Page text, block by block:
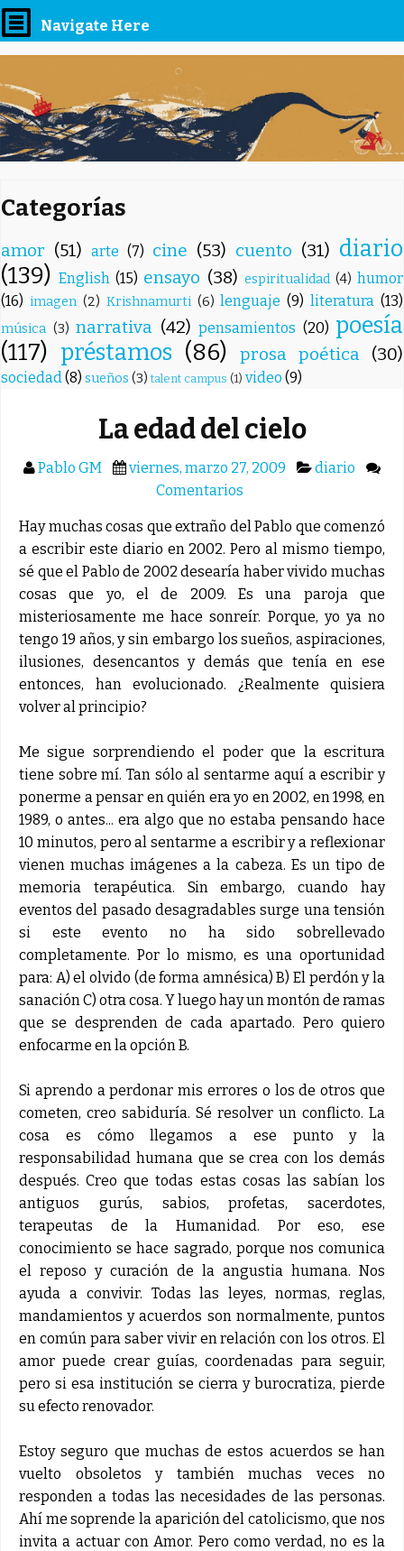
Navigate Here
Categorías
amor (51) arte (7) cine (53) cuento (31) diario
(139) English (15) ensayo (38) espiritualidad (4) humor
(16) imagen (2) Krishnamurti (6) lenguaje (9) literatura (13)
música (3) narrativa (42) pensamientos (20) poesía
(117) préstamos (86) prosa poética (30)
sociedad(8) sueños (3) talent campus (1) video (9)
La edad del cielo
Pablo GM viernes, marzo 27, 2009
diario
Comentarios
Hay muchas cosas que extraño del Pablo que comenzó
a escribir este diario en 2002. Pero al mismo tiempo,
sé que el Pablo de 2002 desearía haber vivido muchas
cosas que yo, el de 2009. Es una paroja que
misteriosamente me hace sonreír. Porque, yo ya no
tengo 19 años, y sin embargo los sueños, aspiraciones,
ilusiones, desencantos y demás que tenía en ese
entonces, han evolucionado. ¿Realmente quisiera
volver al principio?
Me sigue sorprendiendo el poder que la escritura
tiene sobre mí. Tan sólo al sentarme aquí a escribir y
ponerme a pensar en quién era yo en 2002, en 1998, en
1989, o antes... era algo que no estaba pensando hace
10 minutos, pero al sentarme a escribir y a reflexionar
vienen muchas imágenes a la cabeza. Es un tipo de
memoria terapéutica. Sin embargo, cuando hay
eventos del pasado desagradables surge una tensión
si este evento no ha sido sobrellevado
completamente. Por lo mismo, es una oportunidad
para: A) el olvido (de forma amnésica) B) El perdón y la
sanación C) otra cosa. Y luego hay un montón de ramas
que se desprenden de cada apartado. Pero quiero
enfocarme en la opción B.
Si aprendo a perdonar mis errores o los de otros que
cometen, creo sabiduría. Sé resolver un conflicto. La
cosa es cómo llegamos a ese punto y la
responsabilidad humana que se crea con los demás
después. Creo que todas estas cosas las sabían los
antiguos gurús, sabios, profetas, sacerdotes,
terapeutas de la Humanidad. Por eso, ese
conocimiento se hace sagrado, porque nos comunica
el reposo y curación de la angustia humana. Nos
ayuda a convivir. Todas las leyes, normas, reglas,
mandamientos y acuerdos son normalmente, puntos
en común para saber vivir en relación con los otros. El
amor puede crear guías, coordenadas para seguir,
pero si esa institución se cierra y burocratiza, pierde
su efecto renovador.
Estoy seguro que muchas de estos acuerdos se han
vuelto obsoletos y también muchas veces no
responden a todas las necesidades de las personas.
Ahí me soprende la aparición del catolicismo, que nos
invita a actuar con Amor. Pero como verdad, no es la